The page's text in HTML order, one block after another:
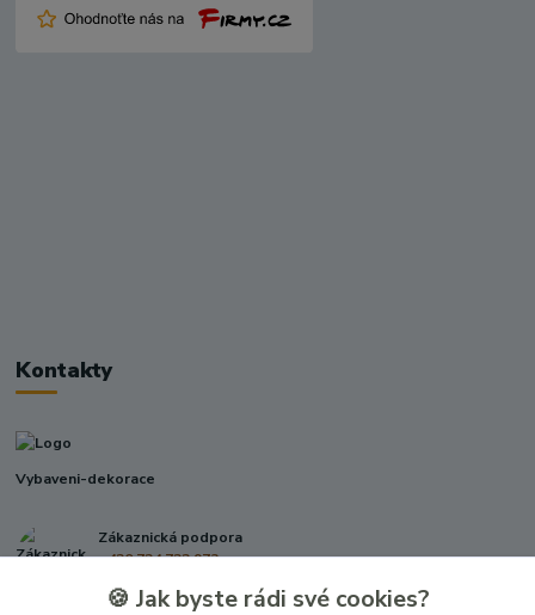
Kontakty
Vybaveni-dekorace
Zákaznická podpora
+420 724 722 973
🍪 Jak byste rádi své cookies?